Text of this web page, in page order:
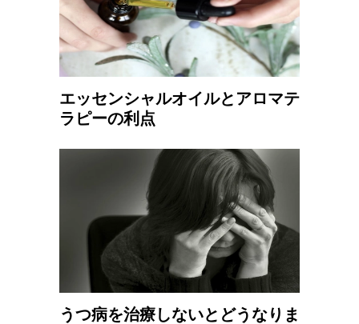
エッセンシャルオイルとアロマテ
ラピーの利点
うつ病を治療しないとどうなりま